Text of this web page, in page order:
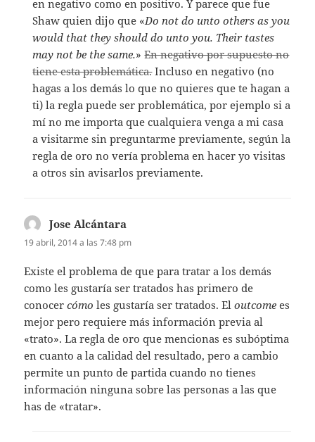
en negativo como en positivo. Y parece que fue
Shaw quien dijo que «Do not do unto others as you
would that they should do unto you. Their tastes
may not be the same.»En negativo por supuesto no
tiene esta problemática.Incluso en negativo (no
hagas a los demás lo que no quieres que te hagan a
ti) la regla puede ser problemática, por ejemplo si a
mí no me importa que cualquiera venga a mi casa
a visitarme sin preguntarme previamente, según la
regla de oro no vería problema en hacer yo visitas
a otros sin avisarlos previamente.
Jose Alcántara
19 abril, 2014 a las 7:48 pm
Existe el problema de que para tratar a los demás
como les gustaría ser tratados has primero de
conocercómo les gustaría ser tratados. Eloutcome es
mejor pero requiere más información previa al
«trato». La regla de oro que mencionas es subóptima
en cuanto a la calidad del resultado, pero a cambio
permite un punto de partida cuando no tienes
información ninguna sobre las personas a las que
has de «tratar».